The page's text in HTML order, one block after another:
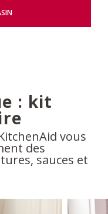
: kit
vous
des
sauces et